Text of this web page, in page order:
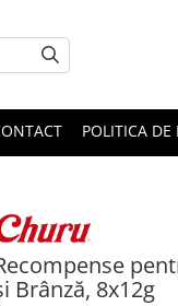
POLITICA DE
Brânză, 8x12g